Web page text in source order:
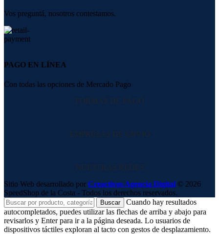
Vos preguntá, nosotros contestamos.
PAGO EN LÍNEA
Con todas las opciones de Mercado Pago
FORMAS DE PAGO
EMPRESAS DE ENVIO
NUESTRAS REDES
Sitio Web desarrollado por Creactivos Agencia Digital © 2026
SpeedShop de la Costa - Todos los derechos reservados.
Buscar
Cuando hay resultados
autocompletados, puedes utilizar las flechas de arriba y abajo para
revisarlos y Enter para ir a la página deseada. Lo usuarios de
dispositivos táctiles exploran al tacto con gestos de desplazamiento.